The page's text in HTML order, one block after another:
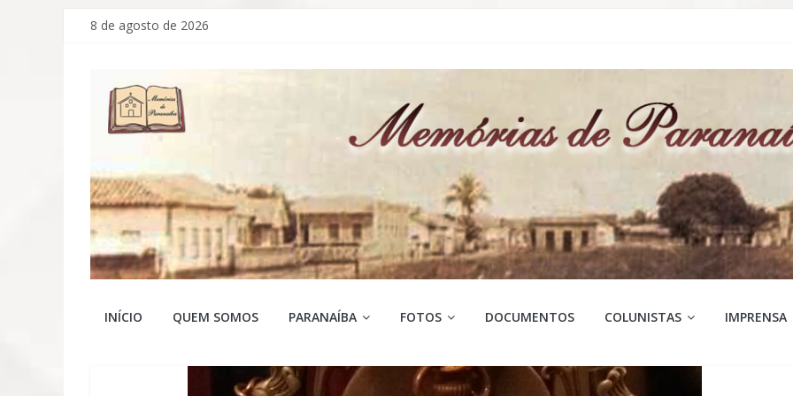
Pular
conteúdo
8 de agosto de 2026
Memórias
INÍCIO QUEM SOMOS PARANAÍBA FOTOS DOCUMENTOS COLUNISTAS IMPRENSA